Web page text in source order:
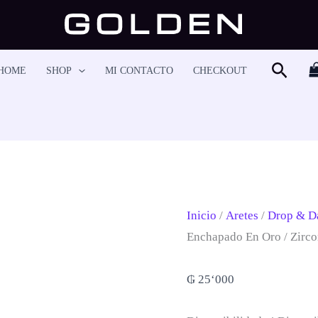
SHOP MI CONTACTO CHECKOUT
Inicio / Aretes / Drop &
Enchapado En Oro /
₲25‘000
09091
Cantidad